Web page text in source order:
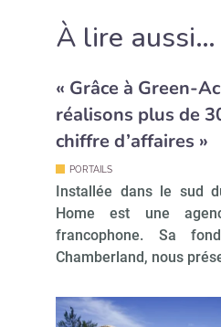
À lire aussi…
« Grâce à Green-
réalisons plus de
chiffre d’affaires »
PORTAILS
Installée dans le sud
Home est une
francophone. Sa
Chamberland, nous